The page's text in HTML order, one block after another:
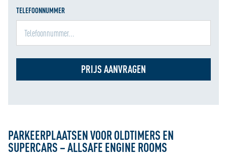
TELEFOONNUMMER
PRIJS AANVRAGEN
PARKEERPLAATSEN VOOR OLDTIMERS EN
SUPERCARS – ALLSAFE ENGINE ROOMS